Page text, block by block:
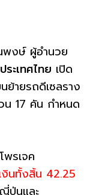
พงษ์ ผู้อำนวย
ะเทศไทย เปิด
ย้ายรถดีเซลราง
น 17 คัน กำหนด
รเจค
งินทั้งสิ้น 42.25
ปุ่นและ